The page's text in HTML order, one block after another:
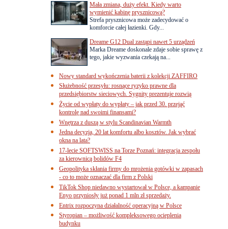
Mała zmiana, duży efekt. Kiedy warto
wymienić kabinę prysznicową?
Strefa prysznicowa może zadecydować o
komforcie całej łazienki. Gdy...
Dreame G12 Dual zastąpi nawet 5 urządzeń
Marka Dreame doskonale zdaje sobie sprawę z
tego, jakie wyzwania czekają na...
Nowy standard wykończenia baterii z kolekcji ZAFFIRO
Służebność przesyłu: rosnące ryzyko prawne dla
przedsiębiorstw sieciowych. Sygnity prezentuje rozwią
Życie od wypłaty do wypłaty – jak przed 30. przejąć
kontrolę nad swoimi finansami?
Wnętrza z duszą w stylu Scandinavian Warmth
Jedna decyzja, 20 lat komfortu albo kosztów. Jak wybrać
okna na lata?
17-lecie SOFTSWISS na Torze Poznań: integracja zespołu
za kierownicą bolidów F4
Geopolityka skłania firmy do mrożenia gotówki w zapasach
- co to może oznaczać dla firm z Polski
TikTok Shop niedawno wystartował w Polsce, a kampanie
Enyo przyniosły już ponad 1 mln zł sprzedaży.
Entrix rozpoczyna działalność operacyjną w Polsce
Styropian – możliwość kompleksowego ocieplenia
budynku